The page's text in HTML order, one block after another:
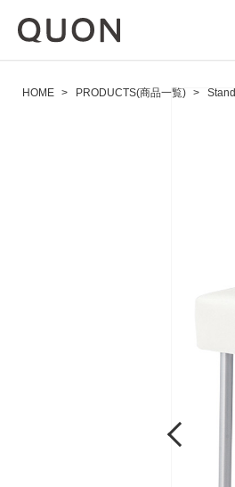
HOME > PRODUCTS(商品一覧) > Stand
Previous